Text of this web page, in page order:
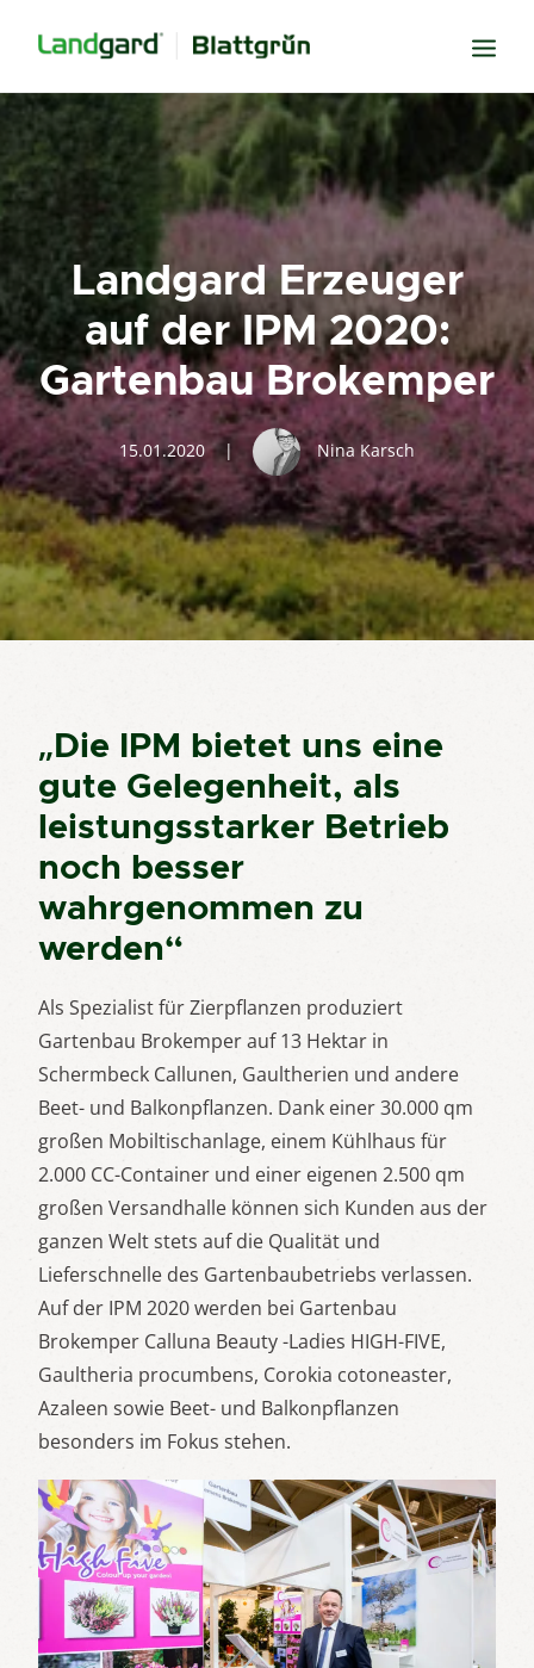
Neugier
Inspiration
Transparenz
Freude
Erfolg
Miteinander
Wissen
Suche
Landgard Erzeuger
auf der IPM 2020:
Gartenbau Brokemper
15.01.2020 | Nina Karsch
„Die IPM bietet uns eine
gute Gelegenheit, als
leistungsstarker Betrieb
noch besser
wahrgenommen zu
werden“
Als Spezialist für Zierpflanzen produziert
Gartenbau Brokemper auf 13 Hektar in
Schermbeck Callunen, Gaultherien und andere
Beet- und Balkonpflanzen. Dank einer 30.000 qm
großen Mobiltischanlage, einem Kühlhaus für
2.000 CC-Container und einer eigenen 2.500 qm
großen Versandhalle können sich Kunden aus der
ganzen Welt stets auf die Qualität und
Lieferschnelle des Gartenbaubetriebs verlassen.
Auf der IPM 2020 werden bei Gartenbau
Brokemper Calluna Beauty -Ladies HIGH-FIVE,
Gaultheria procumbens, Corokia cotoneaster,
Azaleen sowie Beet- und Balkonpflanzen
besonders im Fokus stehen.